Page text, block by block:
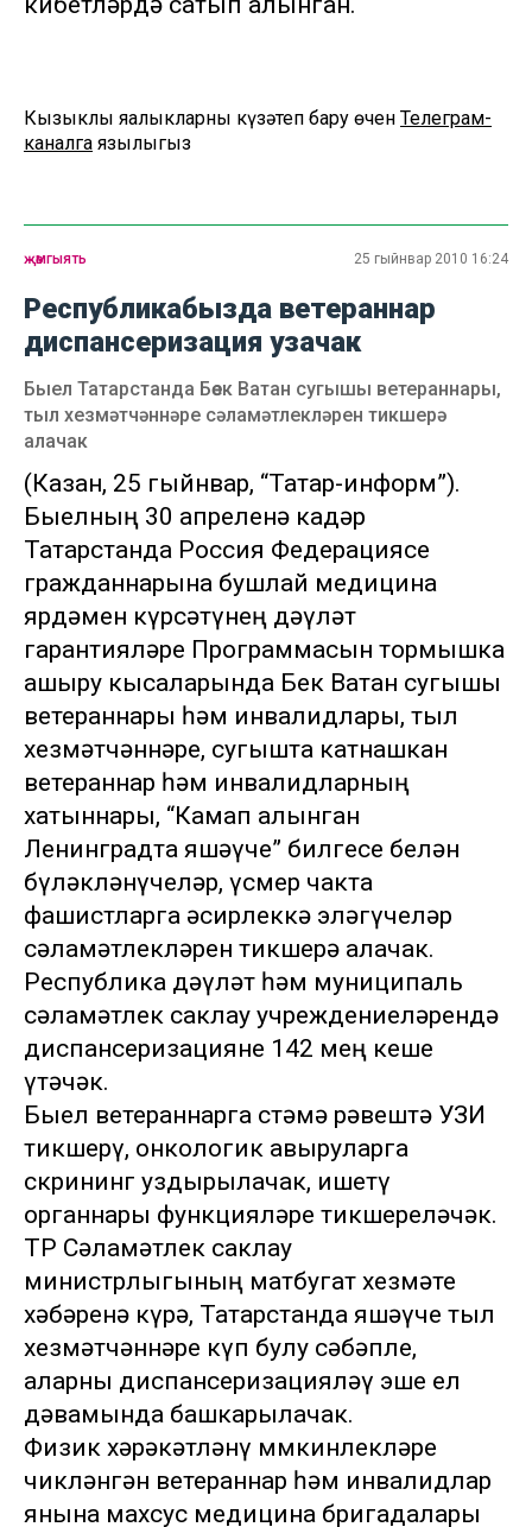
Кызыклы яңалыкларны күзәтеп бару өчен Телеграм-
каналга язылыгыз
җәмгыять 25 гыйнвар 2010 16:24
Республикабызда ветераннар
диспансеризация узачак
Быел Татарстанда Бөек Ватан сугышы ветераннары,
тыл хезмәтчәннәре сәламәтлекләрен тикшерә
алачак
(Казан, 25 гыйнвар, “Татар-информ”).
Быелның 30 апреленә кадәр
Татарстанда Россия Федерациясе
гражданнарына бушлай медицина
ярдәмен күрсәтүнең дәүләт
гарантияләре Программасын тормышка
ашыру кысаларында Бөек Ватан сугышы
ветераннары һәм инвалидлары, тыл
хезмәтчәннәре, сугышта катнашкан
ветераннар һәм инвалидларның
хатыннары, “Камап алынган
Ленинградта яшәүче” билгесе белән
бүләкләнүчеләр, үсмер чакта
фашистларга әсирлеккә эләгүчеләр
сәламәтлекләрен тикшерә алачак.
Республика дәүләт һәм муниципаль
сәламәтлек саклау учреждениеләрендә
диспансеризацияне 142 мең кеше
үтәчәк.
Быел ветераннарга өстәмә рәвештә УЗИ
тикшерү, онкологик авыруларга
скрининг уздырылачак, ишетү
органнары функцияләре тикшереләчәк.
ТР Сәламәтлек саклау
министрлыгының матбугат хезмәте
хәбәренә күрә, Татарстанда яшәүче тыл
хезмәтчәннәре күп булу сәбәпле,
аларны диспансеризацияләү эше ел
дәвамында башкарылачак.
Физик хәрәкәтләнү мөмкинлекләре
чикләнгән ветераннар һәм инвалидлар
янына махсус медицина бригадалары